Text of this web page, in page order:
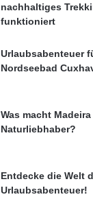
nachhaltiges
funktioniert
Urlaubsabenteuer
Nordseebad
Was macht
Naturliebhaber?
Entdecke die Welt
Urlaubsabenteuer!